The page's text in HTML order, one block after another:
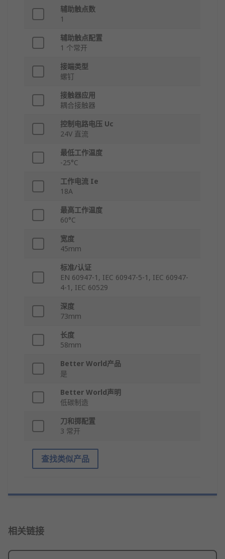
辅助触点数
1
辅助触点配置
1 个常开
接端类型
螺钉
接触器应用
耦合接触器
控制电路电压 Uc
24V 直流
最低工作温度
-25°C
工作电流 Ie
18A
最高工作温度
60°C
宽度
45mm
标准/认证
EN 60947-1, IEC 60947-5-1, IEC 60947-
4-1, IEC 60529
深度
73mm
长度
58mm
Better World产品
是
Better World声明
低碳制造
刀和掷配置
3 常开
查找类似产品
相关链接